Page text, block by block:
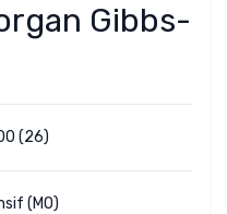
Gibbs-
(26)
(MO)